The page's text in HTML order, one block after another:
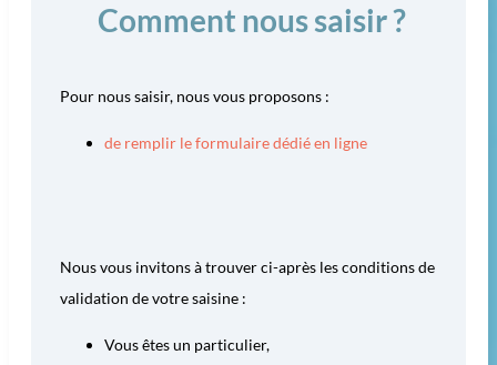
Comment nous saisir ?
Pour nous saisir, nous vous proposons :
de remplir le formulaire dédié en ligne
Nous vous invitons à trouver ci-après les conditions de
validation de votre saisine :
Vous êtes un particulier,